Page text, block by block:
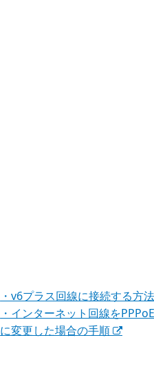
・v6プラス回線に接続する方法
・インターネット回線を
に変更した場合の手順